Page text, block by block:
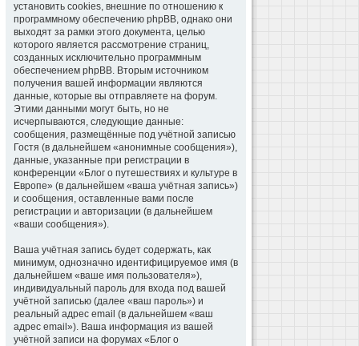
установить cookies, внешние по отношению к
программному обеспечению phpBB, однако они
выходят за рамки этого документа, целью
которого является рассмотрение страниц,
созданных исключительно программным
обеспечением phpBB. Вторым источником
получения вашей информации являются
данные, которые вы отправляете на форум.
Этими данными могут быть, но не
исчерпываются, следующие данные:
сообщения, размещённые под учётной записью
Гостя (в дальнейшем «анонимные сообщения»),
данные, указанные при регистрации в
конференции «Блог о путешествиях и культуре в
Европе» (в дальнейшем «ваша учётная запись»)
и сообщения, оставленные вами после
регистрации и авторизации (в дальнейшем
«ваши сообщения»).
Ваша учётная запись будет содержать, как
минимум, однозначно идентифицируемое имя (в
дальнейшем «ваше имя пользователя»),
индивидуальный пароль для входа под вашей
учётной записью (далее «ваш пароль») и
реальный адрес email (в дальнейшем «ваш
адрес email»). Ваша информация из вашей
учётной записи на форумах «Блог о